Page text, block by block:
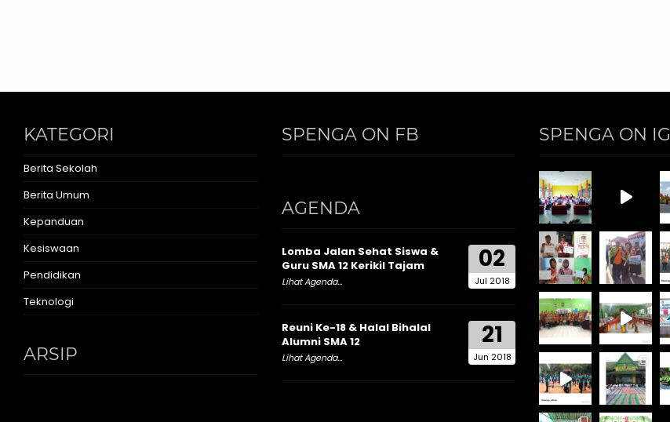
KATEGORI
Berita Sekolah
Berita Umum
Kepanduan
Kesiswaan
Pendidikan
Teknologi
ARSIP
SPENGA ON FB
AGENDA
02
Jul 2018
Lomba Jalan Sehat Siswa &
Guru SMA 12 Kerikil Tajam
Lihat Agenda...
21
Jun 2018
Reuni Ke-18 & Halal Bihalal
Alumni SMA 12
Lihat Agenda...
SPENGA ON IG